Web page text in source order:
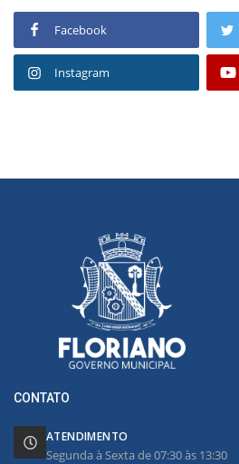
Facebook
Instagram
CONTATO
ATENDIMENTO
Segunda à Sexta de 07:30 às 13:30